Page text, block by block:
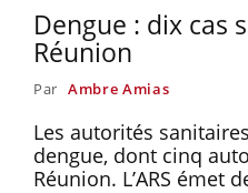
Dengue : dix cas
Réunion
Par Ambre Amias
Les autorités
dengue, dont cinq
Réunion. L’ARS émet